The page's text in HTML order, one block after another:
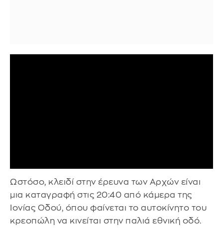
Ωστόσο, κλειδί στην έρευνα των Αρχών είναι
μια καταγραφή στις 20:40 από κάμερα της
Ιονίας Οδού, όπου φαίνεται το αυτοκίνητο του
κρεοπώλη να κινείται στην παλιά εθνική οδό.